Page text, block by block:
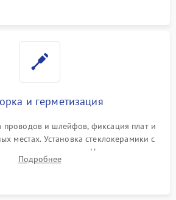
и герметизация
проводов и шлейфов, фиксация плат и
местах. Установка стеклокерамики с
зазоров. Нанесение
или укладка уплотнительной
Подробнее